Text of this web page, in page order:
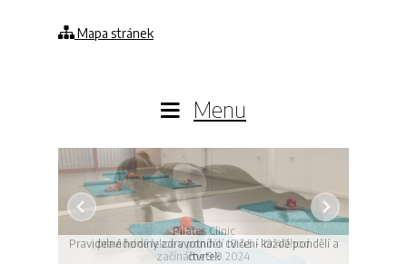
Mapa stránek
Menu
Pravidelné hodiny zdravotního cvičení každé pondělí a
čtvrtek
Pilates Clinic
pravidelné lekce v pondělí 18:45 - 19:40hod
začínáme 9.9.2024